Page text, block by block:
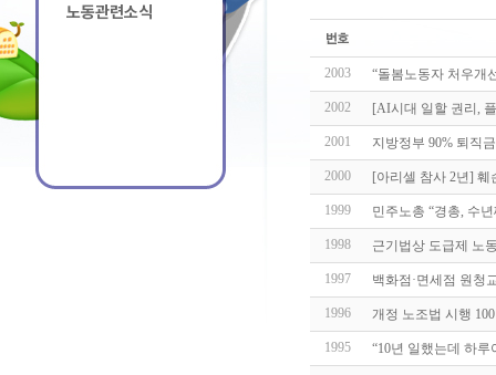
노동관련소식
2003 “돌봄노동자 처우개
2002 [AI시대 일할 권리,
2001 지방정부 90% 퇴직
2000 [아리셀 참사 2년]
1999 민주노총 “경총, 수
1998 근기법상 도급제 노
1997 백화점·면세점 원청
1996 개정 노조법 시행
1995 “10년 일했는데 하